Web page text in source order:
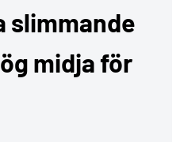
slimmande
midja för